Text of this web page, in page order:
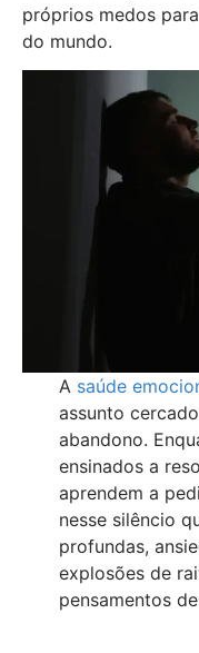
próprios medos
do mundo.
A saúde
assunto
abandono.
ensinados a
aprendem a
nesse silêncio
profundas,
explosões de
pensamentos